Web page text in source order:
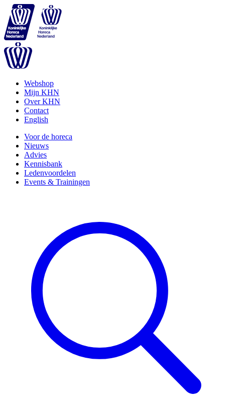
Webshop
Mijn KHN
Over KHN
Contact
English
Voor de horeca
Nieuws
Advies
Kennisbank
Ledenvoordelen
Events & Trainingen